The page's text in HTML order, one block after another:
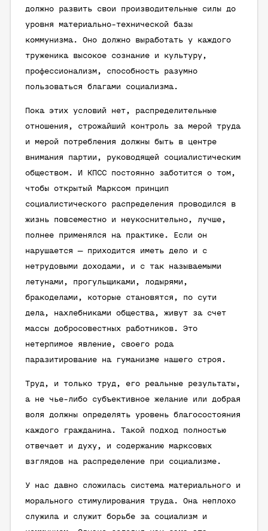
должно развить свои производительные силы до
уровня материально-технической базы
коммунизма. Оно должно выработать у каждого
труженика высокое сознание и культуру,
профессионализм, способность разумно
пользоваться благами социализма.
Пока этих условий нет, распределительные
отношения, строжайший контроль за мерой труда
и мерой потребления должны быть в центре
внимания партии, руководящей социалистическим
обществом. И КПСС постоянно заботится о том,
чтобы открытый Марксом принцип
социалистического распределения проводился в
жизнь повсеместно и неукоснительно, лучше,
полнее применялся на практике. Если он
нарушается — приходится иметь дело и с
нетрудовыми доходами, и с так называемыми
летунами, прогульщиками, лодырями,
бракоделами, которые становятся, по сути
дела, нахлебниками общества, живут за счет
массы добросовестных работников. Это
нетерпимое явление, своего рода
паразитирование на гуманизме нашего строя.
Труд, и только труд, его реальные результаты,
а не чье-либо субъективное желание или добрая
воля должны определять уровень благосостояния
каждого гражданина. Такой подход полностью
отвечает и духу, и содержанию марксовых
взглядов на распределение при социализме.
У нас давно сложилась система материального и
морального стимулирования труда. Она неплохо
служила и служит борьбе за социализм и